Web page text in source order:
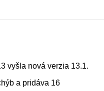
vyšla nová verzia 13.1.
a pridáva 16